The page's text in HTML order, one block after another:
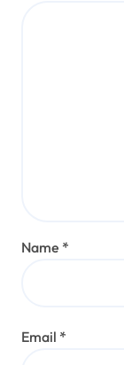
Name *
Email *